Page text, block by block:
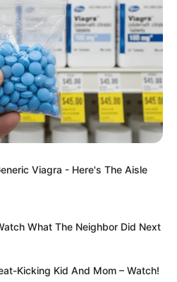
Viagra - Here's The Aisle
What The Neighbor Did Next
Kicking Kid And Mom – Watch!